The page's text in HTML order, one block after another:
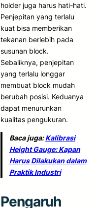
holder juga harus hati-hati.
Penjepitan yang terlalu
kuat bisa memberikan
tekanan berlebih pada
susunan block.
Sebaliknya, penjepitan
yang terlalu longgar
membuat block mudah
berubah posisi. Keduanya
dapat menurunkan
kualitas pengukuran.
Baca juga:Kalibrasi
Height Gauge: Kapan
Harus Dilakukan dalam
Praktik Industri
Pengaruh